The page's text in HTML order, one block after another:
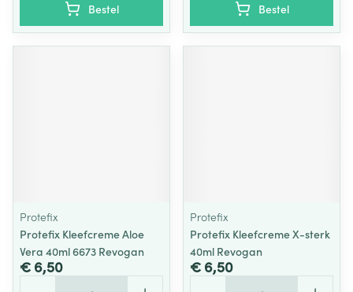
Bestel Bestel
Protefix
Protefix Kleefcreme Aloe
Vera 40ml 6673 Revogan
€ 6,50
Protefix
Protefix Kleefcreme X-sterk
40ml Revogan
€ 6,50